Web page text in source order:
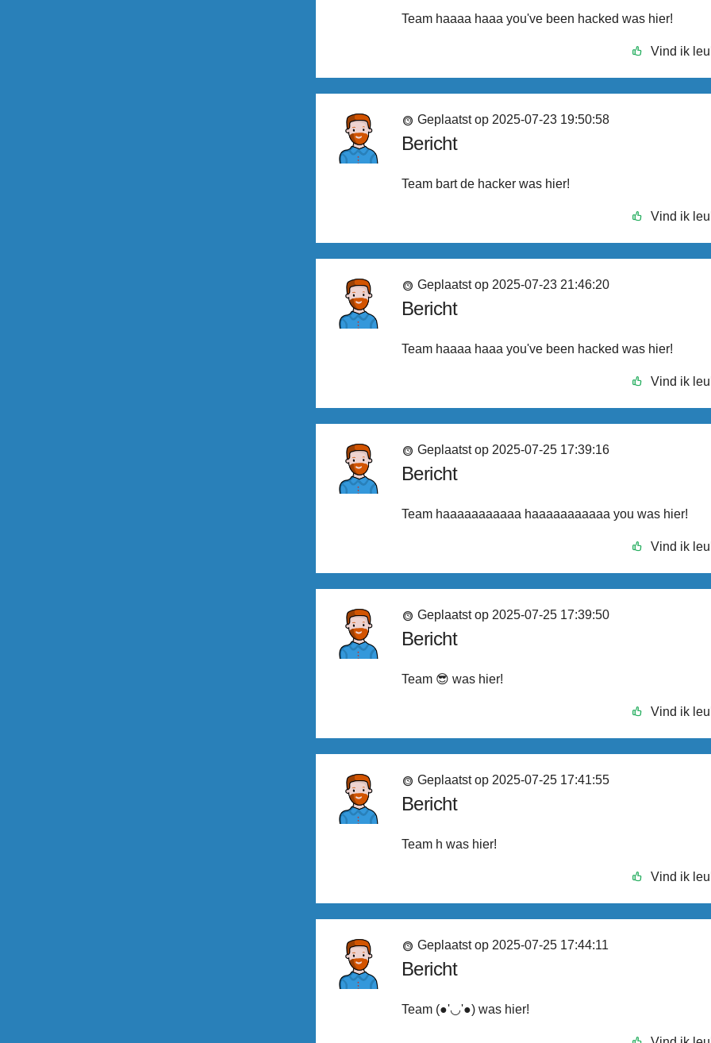
Team haaaa haaa you've been hacked was hier!
Vind ik
Geplaatst op 2025-07-23 19:50:58
Bericht
Team bart de hacker was hier!
Vind ik
Geplaatst op 2025-07-23 21:46:20
Bericht
Team haaaa haaa you've been hacked was hier!
Vind ik
Geplaatst op 2025-07-25 17:39:16
Bericht
Team haaaaaaaaaaa haaaaaaaaaaa you was hier!
Vind ik
Geplaatst op 2025-07-25 17:39:50
Bericht
Team 😎 was hier!
Vind ik
Geplaatst op 2025-07-25 17:41:55
Bericht
Team h was hier!
Vind ik
Geplaatst op 2025-07-25 17:44:11
Bericht
Team (●'◡'●) was hier!